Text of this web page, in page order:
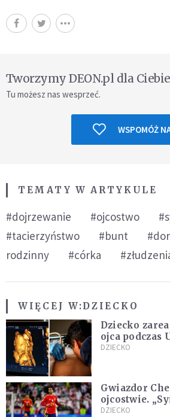
Tworzymy DEON.pl dla Ciebie
Tu możesz nas wesprzeć.
WSPOMÓŻ
TEMATY W ARTYKULE
#dojrzewanie #ojcostwo
#tacierzyństwo
#bunt
rodzinny
#córka
WIĘCEJ W:DZIECKO
Dziecko
ojca podczas
podbija sieć
DZIECKO
Gwiazdor
ojcostwie.
ważniejszy
DZIECKO